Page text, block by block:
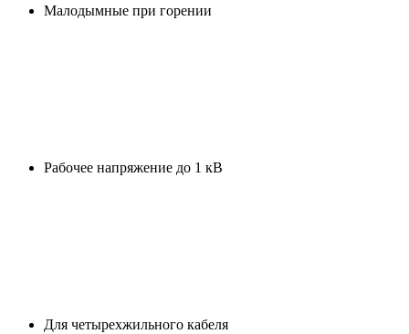
Малодымные при горении
Рабочее напряжение до 1 кВ
Для четырехжильного кабеля